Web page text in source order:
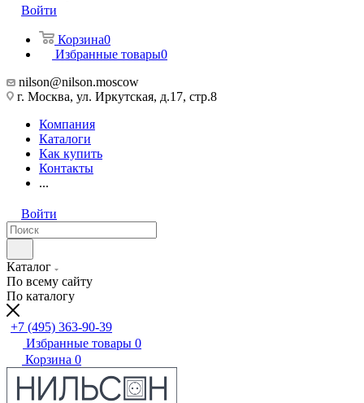
Войти
Корзина0
Избранные товары0
nilson@nilson.moscow
г. Москва, ул. Иркутская, д.17, стр.8
Компания
Каталоги
Как купить
Контакты
...
Войти
Каталог
По всему сайту
По каталогу
+7 (495) 363-90-39
Избранные товары 0
Корзина 0